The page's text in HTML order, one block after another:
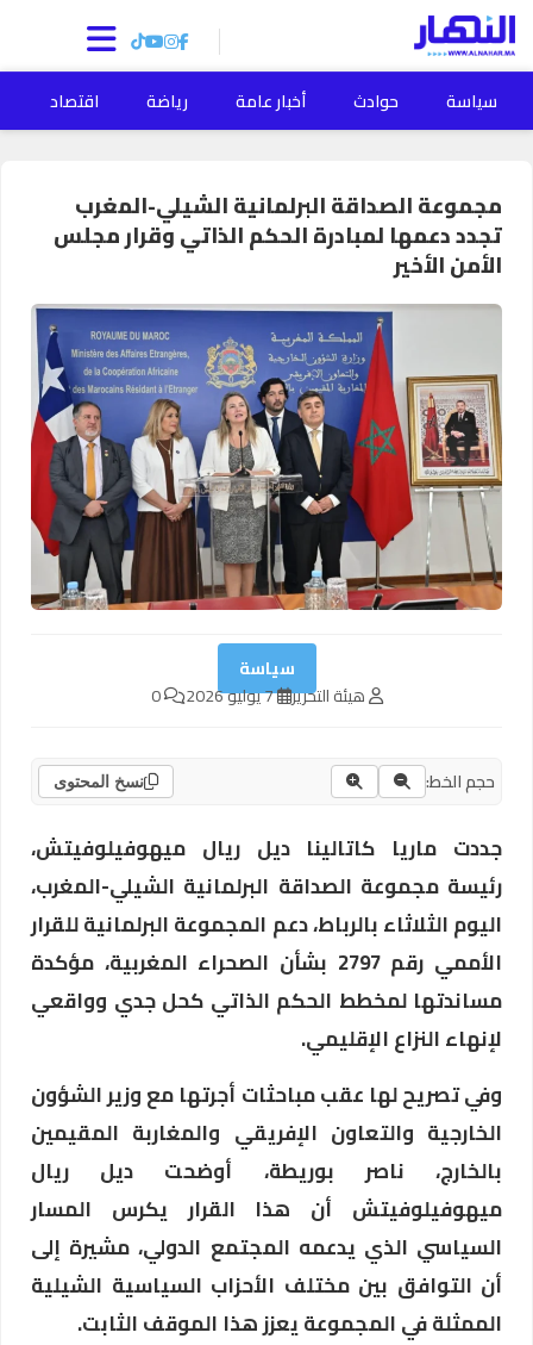
سياسة حوادث أخبار عامة رياضة اقتصاد
مجموعة الصداقة البرلمانية الشيلي-المغرب
تجدد دعمها لمبادرة الحكم الذاتي وقرار مجلس
الأمن الأخير
سياسة
هيئة التحرير 7 يوليو 2026 0
حجم الخط: نسخ المحتوى
جددت ماريا كاتالينا ديل ريال ميهوفيلوفيتش،
رئيسة مجموعة الصداقة البرلمانية الشيلي-المغرب،
اليوم الثلاثاء بالرباط، دعم المجموعة البرلمانية للقرار
الأممي رقم 2797 بشأن الصحراء المغربية، مؤكدة
مساندتها لمخطط الحكم الذاتي كحل جدي وواقعي
لإنهاء النزاع الإقليمي.
وفي تصريح لها عقب مباحثات أجرتها مع وزير الشؤون
الخارجية والتعاون الإفريقي والمغاربة المقيمين
بالخارج، ناصر بوريطة، أوضحت ديل ريال
ميهوفيلوفيتش أن هذا القرار يكرس المسار
السياسي الذي يدعمه المجتمع الدولي، مشيرة إلى
أن التوافق بين مختلف الأحزاب السياسية الشيلية
الممثلة في المجموعة يعزز هذا الموقف الثابت.